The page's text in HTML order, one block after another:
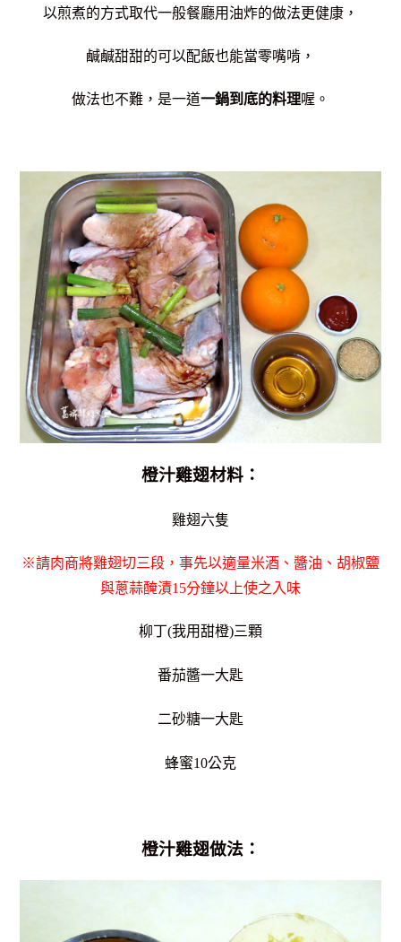
以煎煮的方式取代一般餐廳用油炸的做法更健康，
鹹鹹甜甜的可以配飯也能當零嘴啃，
做法也不難，是一道一鍋到底的料理喔。
橙汁雞翅材料：
雞翅六隻
※請肉商將雞翅切三段，事先以適量米酒、醬油、胡椒鹽
與蔥蒜醃漬15分鐘以上使之入味
柳丁(我用甜橙)三顆
番茄醬一大匙
二砂糖一大匙
蜂蜜10公克
橙汁雞翅做法：